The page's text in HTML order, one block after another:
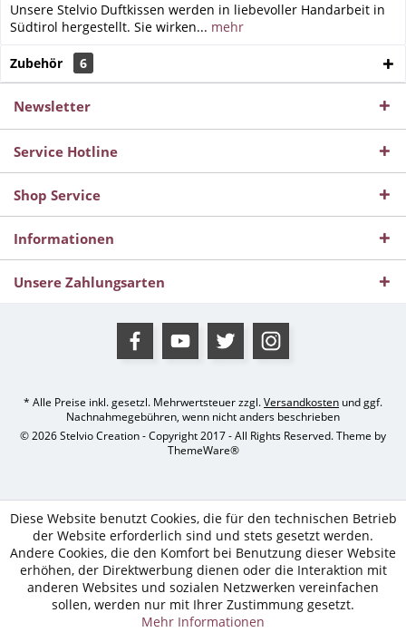
Unsere Stelvio Duftkissen werden in liebevoller Handarbeit in
Südtirol hergestellt. Sie wirken... mehr
Zubehör 6
Newsletter
Service Hotline
Shop Service
Informationen
Unsere Zahlungsarten
* Alle Preise inkl. gesetzl. Mehrwertsteuer zzgl.Versandkosten und ggf.
Nachnahmegebühren, wenn nicht anders beschrieben
© 2026 Stelvio Creation - Copyright 2017 - All Rights Reserved. Theme by
ThemeWare®
Diese Website benutzt Cookies, die für den technischen Betrieb
der Website erforderlich sind und stets gesetzt werden.
Andere Cookies, die den Komfort bei Benutzung dieser Website
erhöhen, der Direktwerbung dienen oder die Interaktion mit
anderen Websites und sozialen Netzwerken vereinfachen
sollen, werden nur mit Ihrer Zustimmung gesetzt.
Mehr Informationen